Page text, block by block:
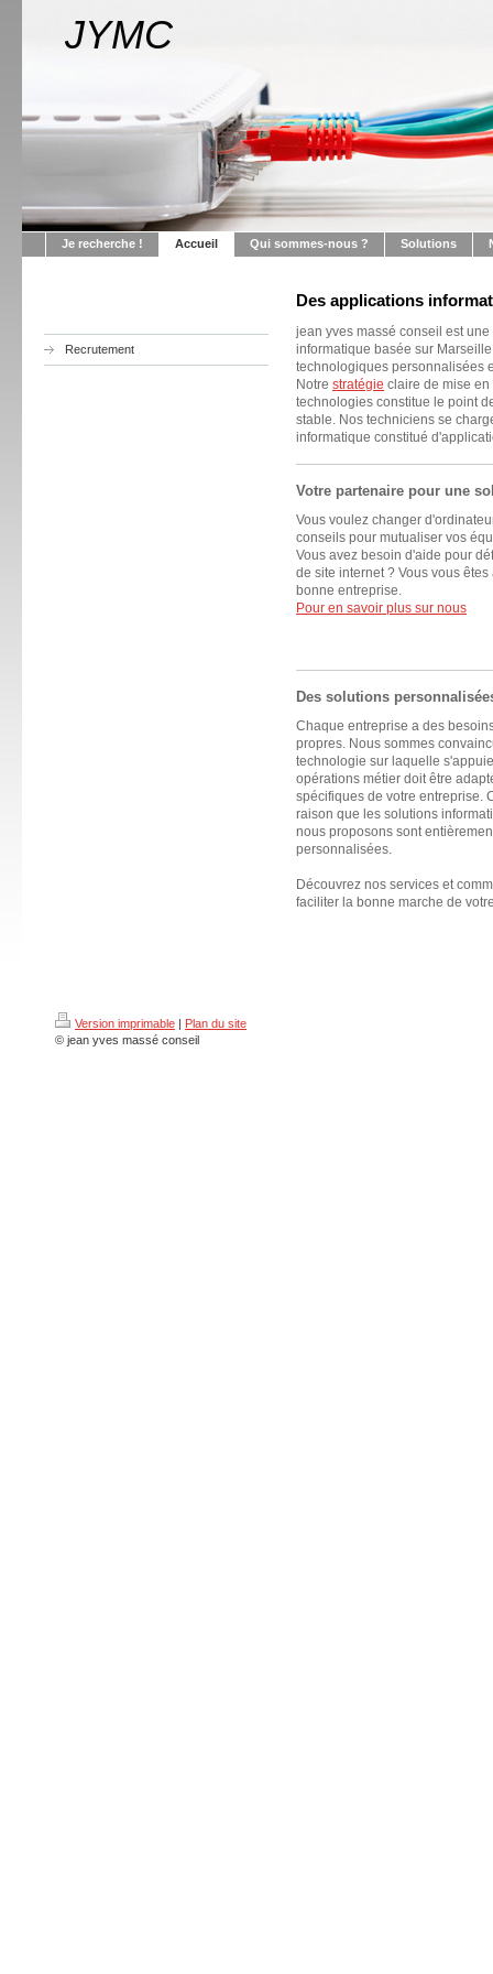
JYMC
Je recherche ! Accueil Qui sommes-nous ? Solutions
Recrutement
Des applications
jean yves massé conseil est
informatique basée sur
technologiques personnalisées
Notre stratégie claire de mise
technologies constitue le point
stable. Nos techniciens se
informatique constitué
Votre partenaire pour une
Vous voulez changer
conseils pour mutualiser vos
Vous avez besoin d'aide pour
de site internet ? Vous vous
bonne entreprise.
Pour en savoir plus sur nous
Des solutions
Chaque entreprise a des
propres. Nous sommes
technologie sur laquelle
opérations métier doit être
spécifiques de votre entreprise.
raison que les solutions
nous proposons sont
personnalisées.
Découvrez nos services et
faciliter la bonne marche de
Version imprimable | Plan du site
© jean yves massé conseil